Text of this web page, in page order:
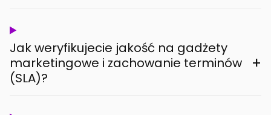
Jak weryfikujecie jakość na gadżety
marketingowe i zachowanie terminów
(SLA)?
+